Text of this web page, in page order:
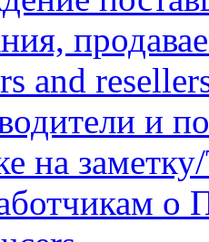
and
и
на
о